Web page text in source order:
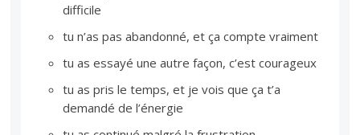
difficile
tu n’as pas abandonné, et ça compte vraiment
tu as essayé une autre façon, c’est courageux
tu as pris le temps, et je vois que ça t’a
demandé de l’énergie